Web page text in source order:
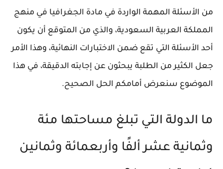
من الأسئلة المهمة الواردة في مادة الجغرافيا في منهج
المملكة العربية السعودية، والذي من المتوقع أن يكون
أحد الأسئلة التي تقع ضمن الاختبارات النهائية، وهذا الأمر
جعل الكثير من الطلبة يبحثون عن إجابته الدقيقة، في هذا
الموضوع سنعرض أمامكم الحل الصحيح.
ما الدولة التي تبلغ مساحتها مئة
وثمانية عشر ألفًا وأربعمائة وثمانين